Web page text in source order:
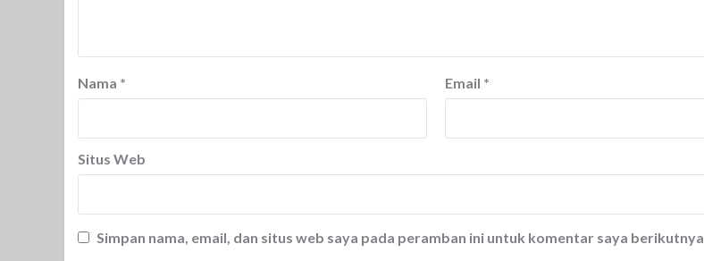
Nama * Email *
Situs Web
Simpan nama, email, dan situs web saya pada peramban ini untuk komentar saya berikutnya.